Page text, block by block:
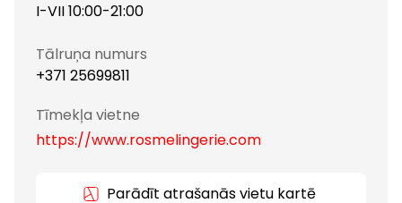
I-VII 10:00-21:00
Tālruņa numurs
+371 25699811
Tīmekļa vietne
https://www.rosmelingerie.com
Parādīt atrašanās vietu kartē